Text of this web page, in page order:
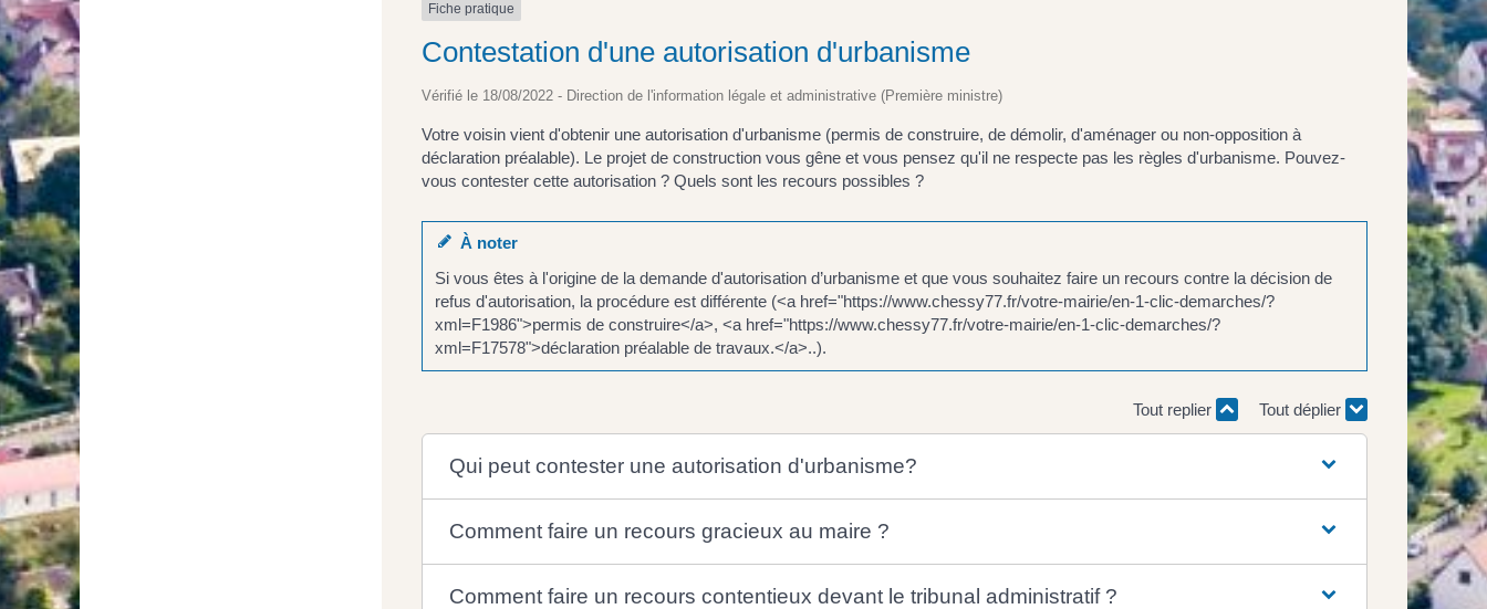
Fiche pratique
Contestation d'une autorisation d'urbanisme
Vérifié le 18/08/2022 - Direction de l'information légale et administrative (Première ministre)
Votre voisin vient d'obtenir une autorisation d'urbanisme (permis de construire, de démolir, d'aménager ou non-opposition à
déclaration préalable). Le projet de construction vous gêne et vous pensez qu'il ne respecte pas les règles d'urbanisme. Pouvez-
vous contester cette autorisation ? Quels sont les recours possibles ?
À noter
Si vous êtes à l'origine de la demande d'autorisation d’urbanisme et que vous souhaitez faire un recours contre la décision de
refus d'autorisation, la procédure est différente (<a href="https://www.chessy77.fr/votre-mairie/en-1-clic-demarches/?
xml=F1986">permis de construire</a>, <a href="https://www.chessy77.fr/votre-mairie/en-1-clic-demarches/?
xml=F17578">déclaration préalable de travaux.</a>..).
Tout replier Tout déplier
Qui peut contester une autorisation d'urbanisme?
Comment faire un recours gracieux au maire ?
Comment faire un recours contentieux devant le tribunal administratif ?